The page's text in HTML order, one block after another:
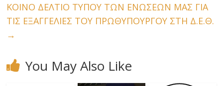
ΚΟΙΝΟ ΔΕΛΤΙΟ ΤΥΠΟΥ ΤΩΝ ΕΝΩΣΕΩΝ ΜΑΣ ΓΙΑ
ΤΙΣ ΕΞΑΓΓΕΛΙΕΣ ΤΟΥ ΠΡΩΘΥΠΟΥΡΓΟΥ ΣΤΗ Δ.Ε.Θ.
→
You May Also Like